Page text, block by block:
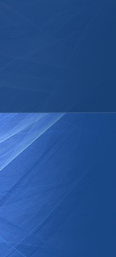
silahkan